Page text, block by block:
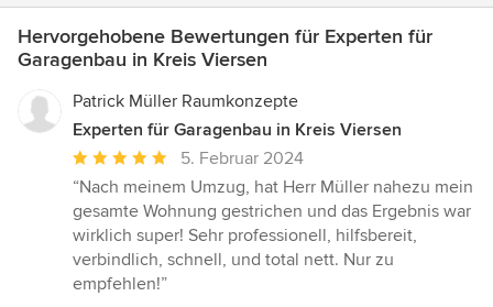
Hervorgehobene Bewertungen für Experten für
Garagenbau in Kreis Viersen
Patrick Müller Raumkonzepte
Experten für Garagenbau in Kreis Viersen
Durchschnittliche
Bewertung:
5
von
5
Sternen
5. Februar 2024
“Nach meinem Umzug, hat Herr Müller nahezu mein
gesamte Wohnung gestrichen und das Ergebnis war
wirklich super! Sehr professionell, hilfsbereit,
verbindlich, schnell, und total nett. Nur zu
empfehlen!”